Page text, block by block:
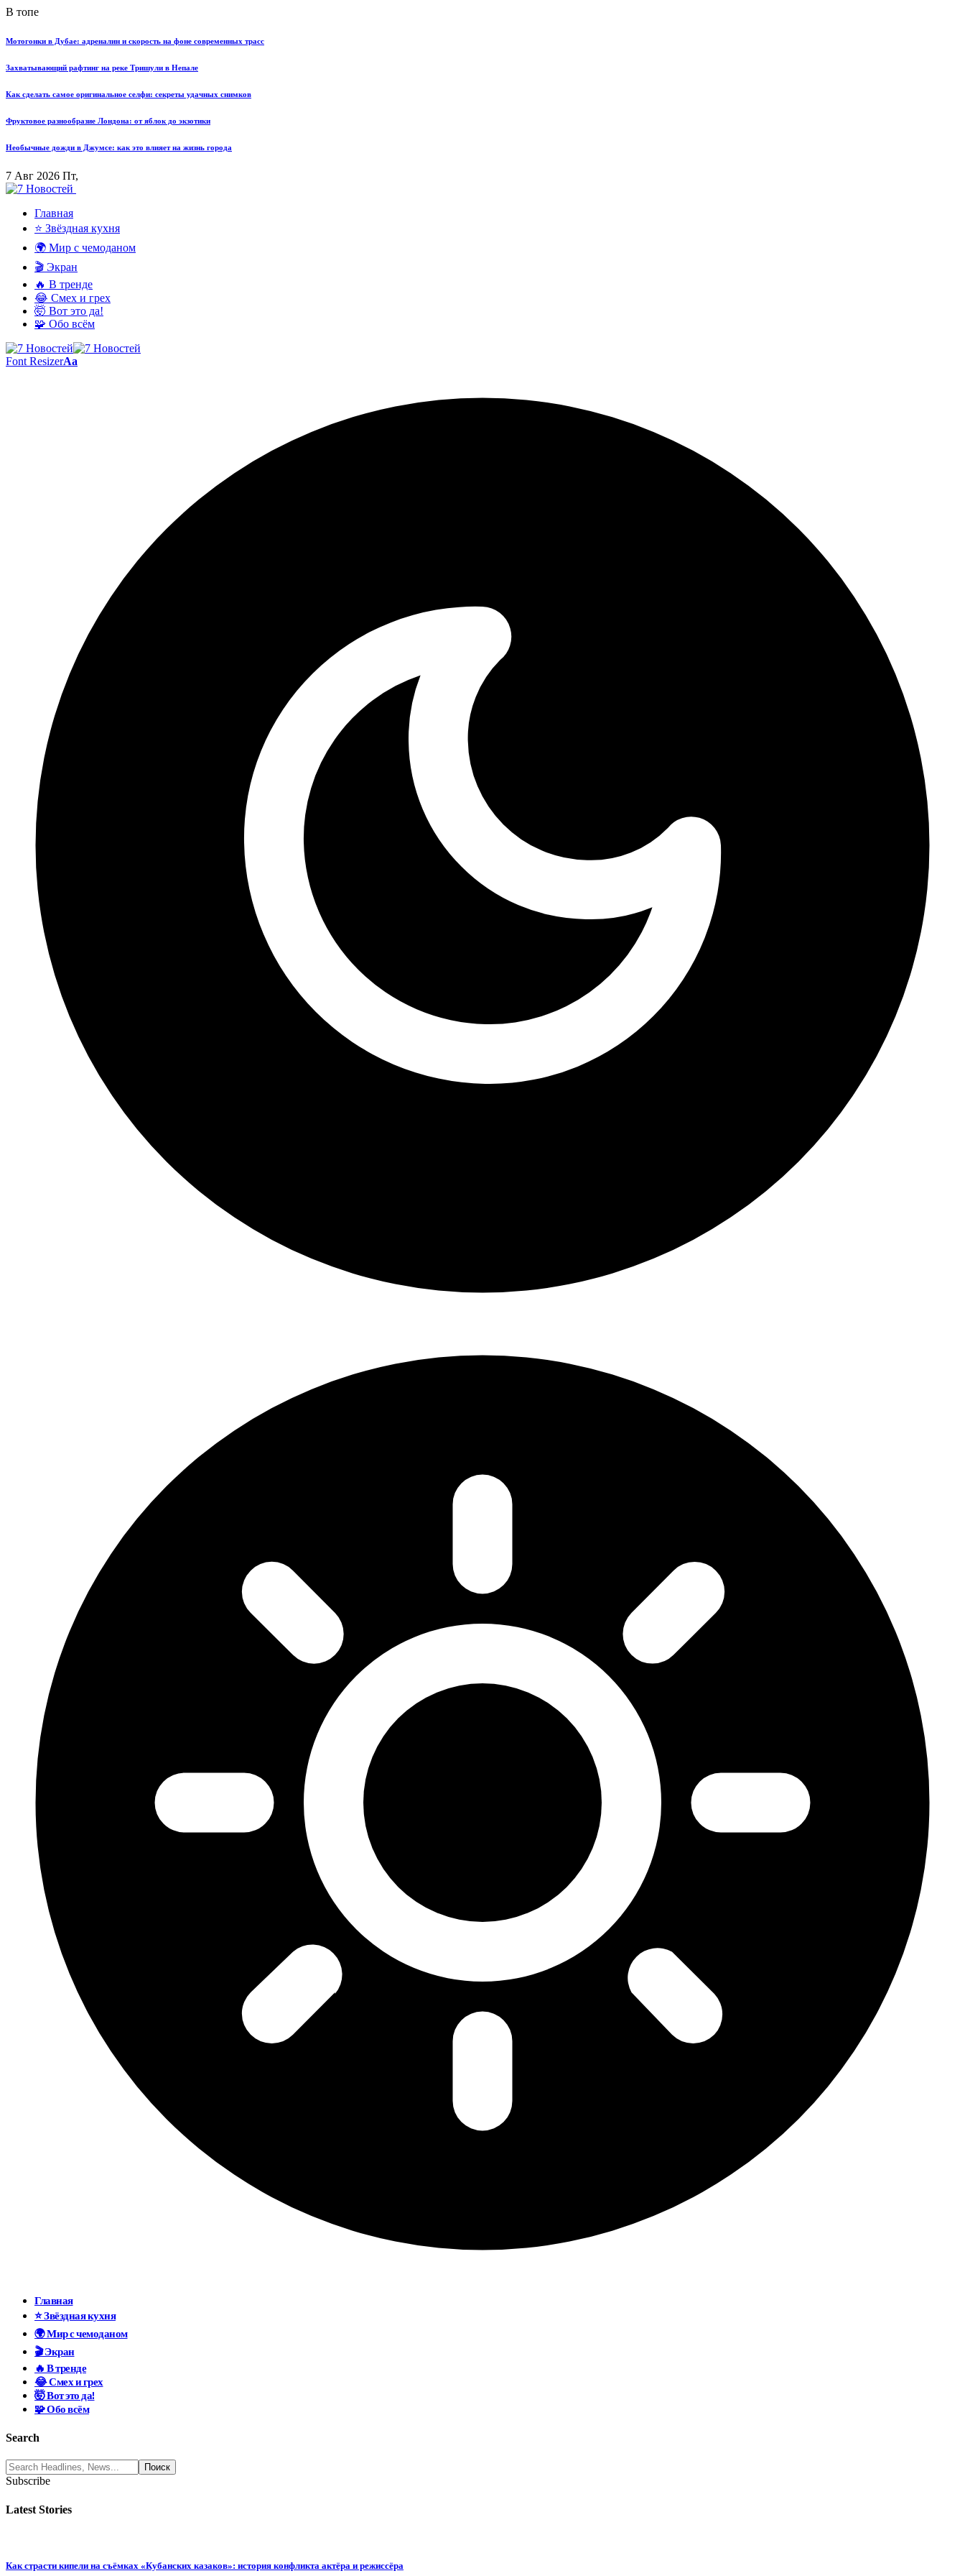
В топе
Мотогонки в Дубае: адреналин и скорость на фоне современных трасс
Захватывающий рафтинг на реке Тришули в Непале
Как сделать самое оригинальное селфи: секреты удачных снимков
Фруктовое разнообразие Лондона: от яблок до экзотики
Необычные дожди в Джумсе: как это влияет на жизнь города
7 Авг 2026 Пт,
Главная
⭐ Звёздная кухня
🌍 Мир с чемоданом
🎬 Экран
🔥 В тренде
😂 Смех и грех
🤯 Вот это да!
🧩 Обо всём
Font ResizerAa
Главная
⭐ Звёздная кухня
🌍 Мир с чемоданом
🎬 Экран
🔥 В тренде
😂 Смех и грех
🤯 Вот это да!
🧩 Обо всём
Search
Subscribe
Latest Stories
Как страсти кипели на съёмках «Кубанских казаков»: история конфликта актёра и режиссёра